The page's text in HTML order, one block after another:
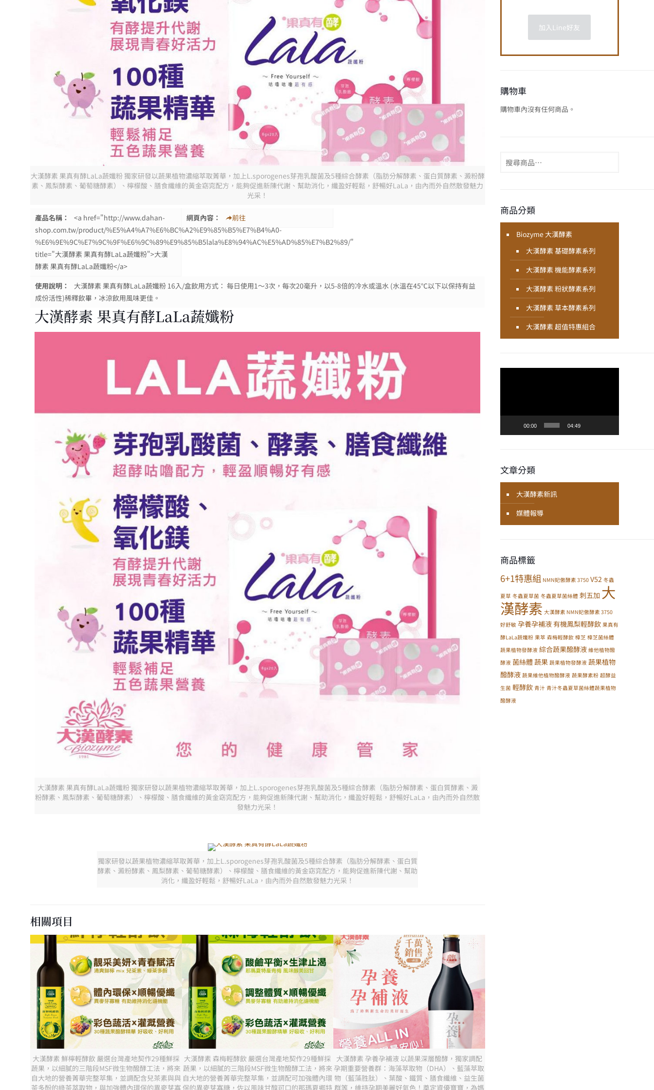
大漢酵素 果真有酵LaLa蔬孅粉 獨家研發以蔬果植物濃縮萃取菁華，加上L.sporogenes芽孢乳酸菌及5種綜合酵素（脂肪分解酵素、蛋白質酵素、澱粉酵
素、鳳梨酵素、葡萄糖酵素）、檸檬酸、膳食纖維的黃金窈窕配方，能夠促進新陳代謝、幫助消化，纖盈好輕鬆，舒暢好LaLa，由內而外自然散發魅力
光采！
產品名稱：
<a href="http://www.dahan-
shop.com.tw/product/%E5%A4%A7%E6%BC%A2%E9%85%B5%E7%B4%A0-
%E6%9E%9C%E7%9C%9F%E6%9C%89%E9%85%B5lala%E8%94%AC%E5%AD%85%E7%B2%89/"
title="大漢酵素 果真有酵LaLa蔬孅粉">大漢
酵素 果真有酵LaLa蔬孅粉</a>
網頁內容： 前往
使用說明：
大漢酵素 果真有酵LaLa蔬孅粉 16入/盒飲用方式： 每日使用1～3次，每次20毫升，以5-8倍的冷水或溫水 (水溫在45℃以下以保持有益
成份活性)稀釋飲畢，冰涼飲用風味更佳。
大漢酵素 果真有酵LaLa蔬孅粉
大漢酵素 果真有酵LaLa蔬孅粉 獨家研發以蔬果植物濃縮萃取菁華，加上L.sporogenes芽孢乳酸菌及5種綜合酵素（脂肪分解酵素、蛋白質酵素、澱
粉酵素、鳳梨酵素、葡萄糖酵素）、檸檬酸、膳食纖維的黃金窈窕配方，能夠促進新陳代謝、幫助消化，纖盈好輕鬆，舒暢好LaLa，由內而外自然散
發魅力光采！
獨家研發以蔬果植物濃縮萃取菁華，加上L.sporogenes芽孢乳酸菌及5種綜合酵素（脂肪分解酵素、蛋白質
酵素、澱粉酵素、鳳梨酵素、葡萄糖酵素）、檸檬酸、膳食纖維的黃金窈窕配方，能夠促進新陳代謝、幫助
消化，纖盈好輕鬆，舒暢好LaLa，由內而外自然散發魅力光采！
相關項目
大漢酵素 鮮檸輕酵飲 嚴選台灣產地契作29種鮮採
蔬果，以細膩的三階段MSF微生物醱酵工法，將來
自大地的營養菁華完整萃集，並調配含兒茶素與與
茶多酚的綠茶萃取物，與加強體內環保的異麥芽寡
大漢酵素 森梅輕酵飲 嚴選台灣產地契作29種鮮採
蔬果，以細膩的三階段MSF微生物醱酵工法，將來
自大地的營養菁華完整萃集，並調配可加強體內環
保的異麥芽寡糖，佐以風味甘醇可口的那瑪夏鄉特
大漢酵素 孕養孕補液 以蔬果深層醱酵，獨家調配
孕期重要營養群：海藻萃取物（DHA）、藍藻萃取
物（藍藻胜肽）、葉酸、鐵質、膳食纖維、益生菌
群等，維持孕期美麗好氣色！奠定資優寶寶，為媽
加入Line好友
購物車
購物車內沒有任何商品。
商品分類
Biozyme 大漢酵素
大漢酵素 基礎酵素系列
大漢酵素 機能酵素系列
大漢酵素 粉狀酵素系列
大漢酵素 草本酵素系列
大漢酵素 超值特惠組合
00:00 04:49
文章分類
大漢酵素新訊
媒體報導
商品標籤
6+1特惠組 NMN妃傲酵素 3750 V52 冬蟲
夏草 冬蟲夏草菌 冬蟲夏草菌絲體 刺五加 大
漢酵素 大漢酵素 NMN妃傲酵素 3750
好舒敏 孕養孕補液有機鳳梨輕酵飲 果真有
酵LaLa蔬孅粉 果萃 森梅輕酵飲 樟芝 樟芝菌絲體
蔬果植物發酵液 綜合蔬果醱酵液 維他植物醱
酵液 菌絲體蔬果 蔬果植物發酵液 蔬果植物
醱酵液 蔬果維他植物醱酵液 蔬果酵素粉 超酵益
生菌 輕酵飲 青汁 青汁冬蟲夏草菌絲體蔬果植物
醱酵液